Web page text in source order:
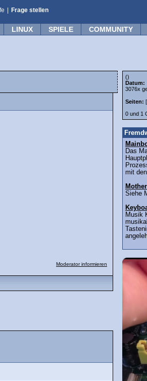
Frage stellen
LINUX SPIELE COMMUNITY
Moderator informieren
()
Datum:
3076x
Seiten: [
0 und 1
Das
mit
Siehe
Musik